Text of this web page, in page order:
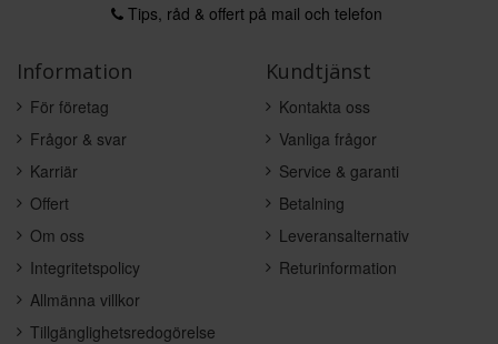
Tips, råd & offert på mail och telefon
Information
För företag
Frågor & svar
Karriär
Offert
Om oss
Integritetspolicy
Allmänna villkor
Tillgänglighetsredogörelse
Kundtjänst
Kontakta oss
Vanliga frågor
Service & garanti
Betalning
Leveransalternativ
Returinformation